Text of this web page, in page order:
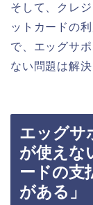
そして、クレ
ットカードの
で、エッグサ
ない問題は解
エッグサ
が使えな
ードの支
がある」